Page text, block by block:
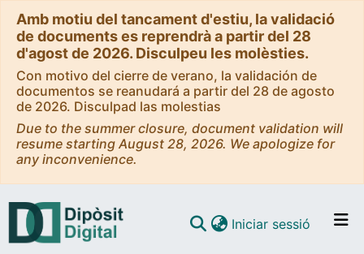
Amb motiu del tancament d'estiu, la validació
de documents es reprendrà a partir del 28
d'agost de 2026. Disculpeu les molèsties.
Con motivo del cierre de verano, la validación de
documentos se reanudará a partir del 28 de agosto
de 2026. Disculpad las molestias
Due to the summer closure, document validation will
resume starting August 28, 2026. We apologize for
any inconvenience.
Iniciar sessió (current)